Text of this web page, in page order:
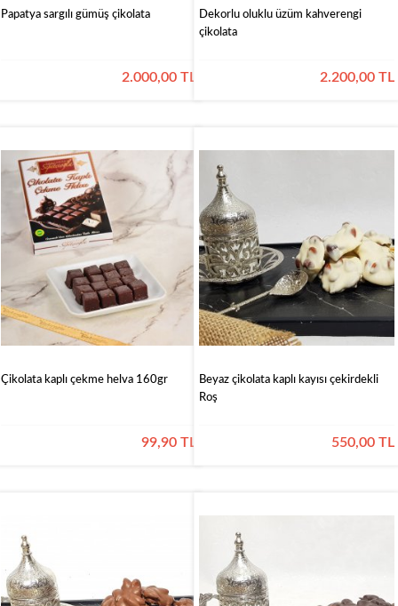
Papatya sargılı gümüş çikolata
2.000,00 TL
Dekorlu oluklu üzüm kahverengi
çikolata
2.200,00 TL
Çikolata kaplı çekme helva 160gr
99,90 TL
Beyaz çikolata kaplı kayısı çekirdekli
Roş
550,00 TL